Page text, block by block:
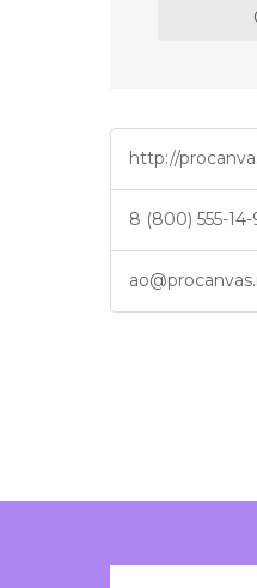
http://
8 (800) 555-